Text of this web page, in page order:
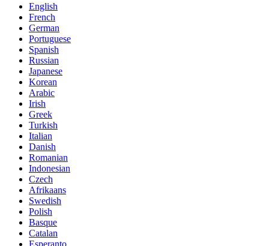
English
French
German
Portuguese
Spanish
Russian
Japanese
Korean
Arabic
Irish
Greek
Turkish
Italian
Danish
Romanian
Indonesian
Czech
Afrikaans
Swedish
Polish
Basque
Catalan
Esperanto